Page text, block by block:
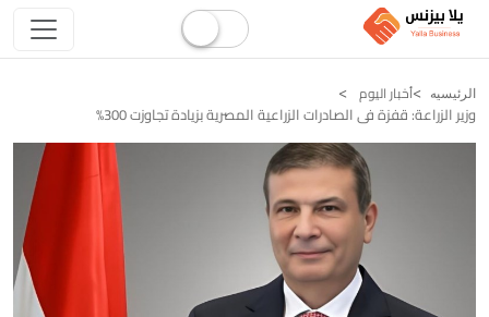
الرئيسيه أخبار اليوم
وزير الزراعة: قفزة فى الصادرات الزراعية المصرية بزيادة تجاوزت 300%